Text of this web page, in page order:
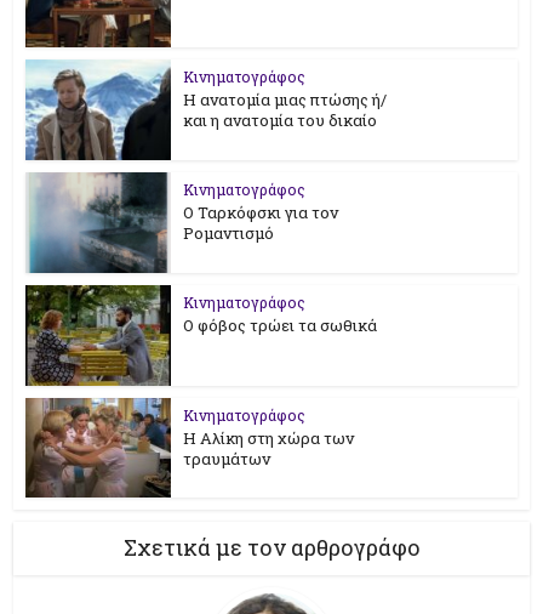
Κινηματογράφος
Η ανατομία μιας πτώσης ή/
και η ανατομία του δικαίο
Κινηματογράφος
Ο Ταρκόφσκι για τον
Ρομαντισμό
Κινηματογράφος
Ο φόβος τρώει τα σωθικά
Κινηματογράφος
Η Αλίκη στη χώρα των
τραυμάτων
Σχετικά με τον αρθρογράφο